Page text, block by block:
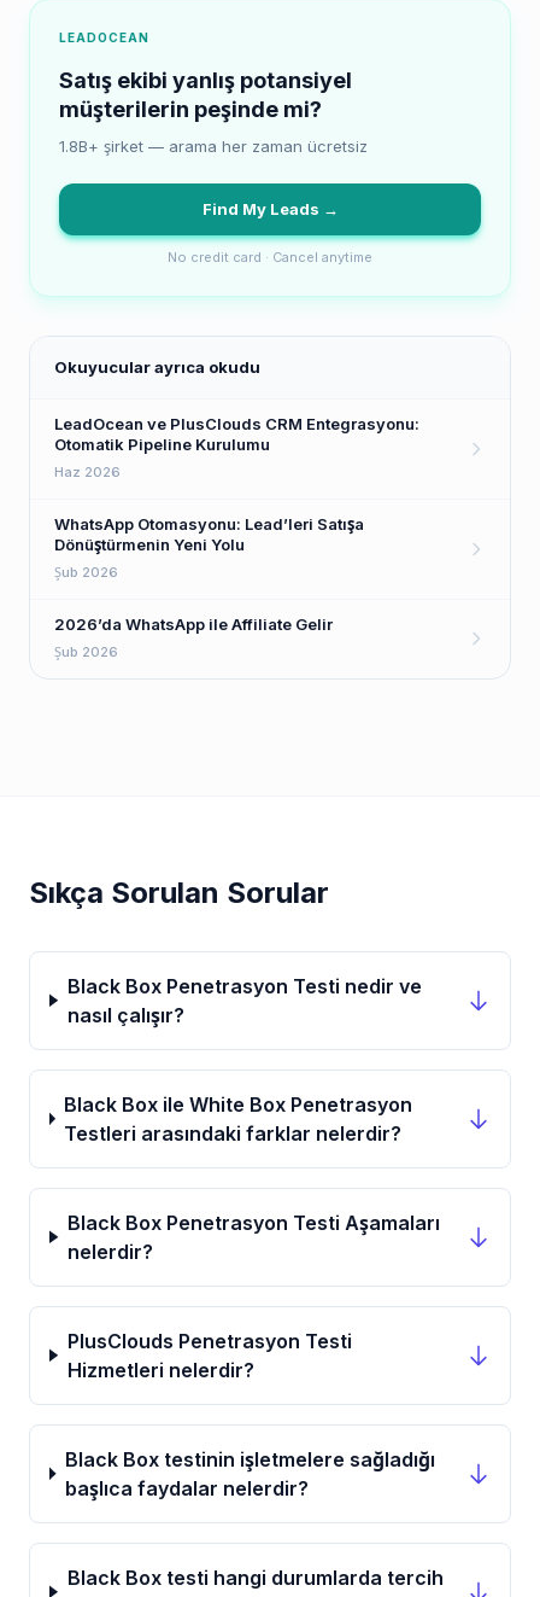
LEADOCEAN
Satış ekibi yanlış potansiyel
müşterilerin peşinde mi?
1.8B+ şirket — arama her zaman ücretsiz
Find My Leads →
No credit card · Cancel anytime
Okuyucular ayrıca okudu
LeadOcean ve PlusClouds CRM Entegrasyonu:
Otomatik Pipeline Kurulumu
Haz 2026
WhatsApp Otomasyonu: Lead’leri Satışa
Dönüştürmenin Yeni Yolu
Şub 2026
2026’da WhatsApp ile Affiliate Gelir
Şub 2026
Sıkça Sorulan Sorular
Black Box Penetrasyon Testi nedir ve
nasıl çalışır?
Black Box ile White Box Penetrasyon
Testleri arasındaki farklar nelerdir?
Black Box Penetrasyon Testi Aşamaları
nelerdir?
PlusClouds Penetrasyon Testi
Hizmetleri nelerdir?
Black Box testinin işletmelere sağladığı
başlıca faydalar nelerdir?
Black Box testi hangi durumlarda tercih